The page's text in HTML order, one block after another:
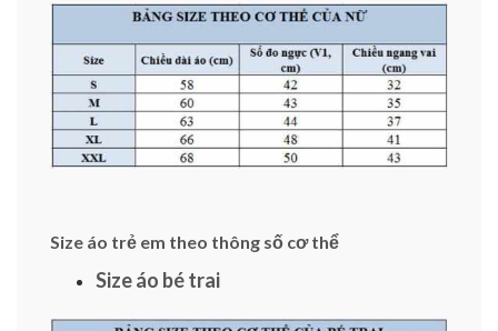
Size áo trẻ em theo thông số cơ thể
Size áo bé trai